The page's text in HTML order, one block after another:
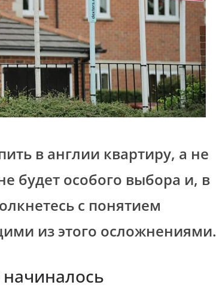
в англии квартиру, а не
будет особого выбора и, в
с понятием
из этого осложнениями.
начиналось